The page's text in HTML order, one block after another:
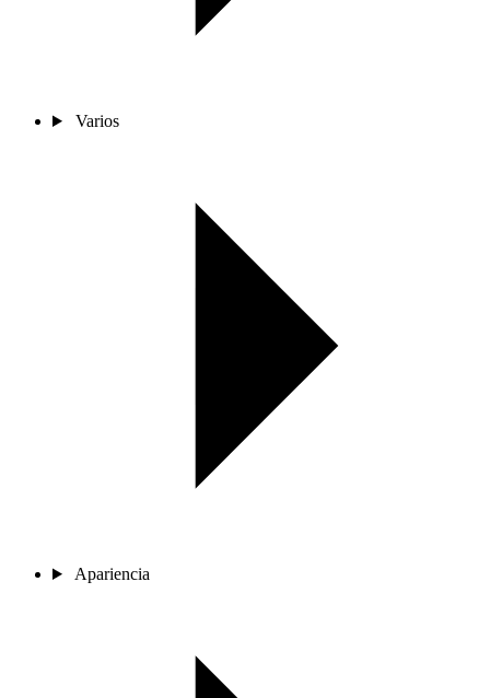
Varios
Apariencia